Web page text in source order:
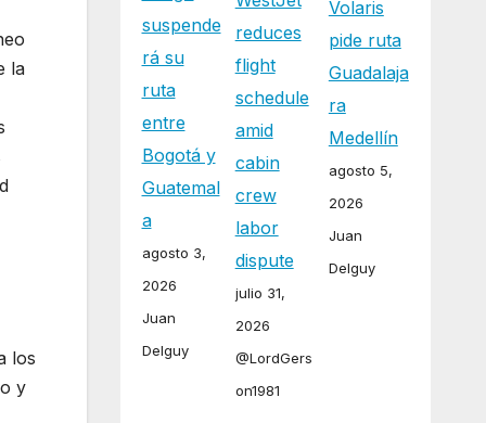
la
los
y
suspende
rá su
ruta
entre
Bogotá y
Guatemal
a
agosto 3,
2026
Juan
Delguy
reduces
flight
schedule
amid
cabin
crew
labor
dispute
julio 31,
2026
@LordGers
on1981
Volaris
pide ruta
Guadalaja
ra
Medellín
agosto 5,
2026
Juan
Delguy